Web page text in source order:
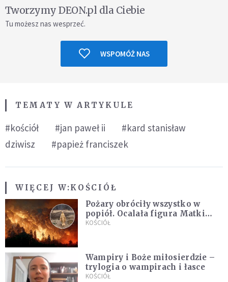
Tworzymy DEON.pl dla Ciebie
Tu możesz nas wesprzeć.
WSPOMÓŻ NAS
TEMATY W ARTYKULE
#kościół #jan paweł ii
#kard stanisław
dziwisz
#papież franciszek
WIĘCEJ W:KOŚCIÓŁ
Pożary obróciły wszystko w
popiół. Ocalała figura Matki
Bożej
KOŚCIÓŁ
Wampiry i Boże miłosierdzie –
trylogia o wampirach i łasce
KOŚCIÓŁ